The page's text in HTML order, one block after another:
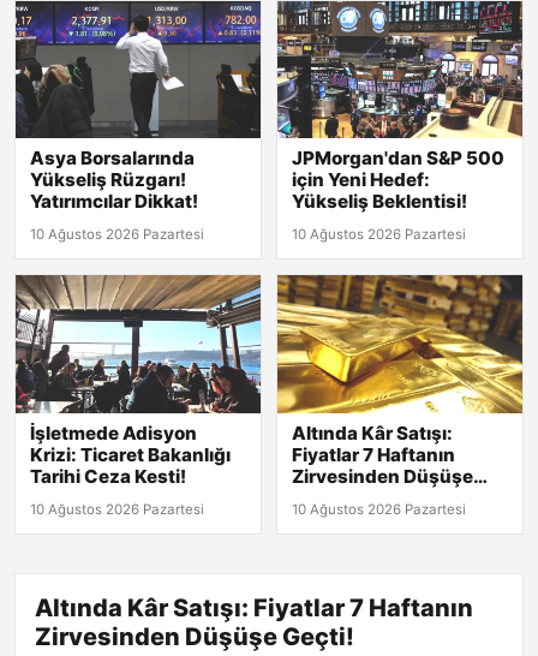
Asya Borsalarında
Yükseliş Rüzgarı!
Yatırımcılar Dikkat!
10 Ağustos 2026 Pazartesi
JPMorgan'dan S&P 500
için Yeni Hedef:
Yükseliş Beklentisi!
10 Ağustos 2026 Pazartesi
İşletmede Adisyon
Krizi: Ticaret Bakanlığı
Tarihi Ceza Kesti!
10 Ağustos 2026 Pazartesi
Altında Kâr Satışı:
Fiyatlar 7 Haftanın
Zirvesinden Düşüşe
Geçti!
10 Ağustos 2026 Pazartesi
Altında Kâr Satışı: Fiyatlar 7 Haftanın
Zirvesinden Düşüşe Geçti!